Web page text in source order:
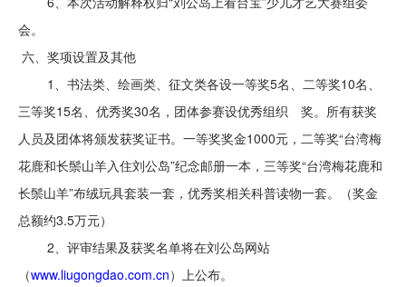
会。
六、奖项设置及其他
1、书法类、绘画类、征文类各设一等奖5名、二等奖10名、
三等奖15名、优秀奖30名，团体参赛设优秀组织 奖。所有获奖
人员及团体将颁发获奖证书。一等奖奖金1000元，二等奖“台湾梅
花鹿和长鬃山羊入住刘公岛”纪念邮册一本，三等奖“台湾梅花鹿和
长鬃山羊”布绒玩具套装一套，优秀奖相关科普读物一套。（奖金
总额约3.5万元）
2、评审结果及获奖名单将在刘公岛网站
（www.liugongdao.com.cn）上公布。